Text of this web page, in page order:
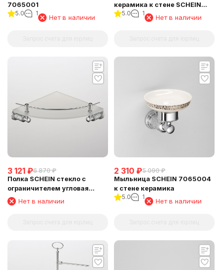
7065001
5.0 1
Нет в наличии
керамика к стене SCHEIN
(7065011)
5.0 1
Нет в наличии
3 121 ₽6 870 ₽
Полка SCHEIN стекло с
ограничителем угловая
(7065048)
Нет в наличии
2 310 ₽5 090 ₽
Мыльница SCHEIN 7065004
к стене керамика
5.0 1
Нет в наличии